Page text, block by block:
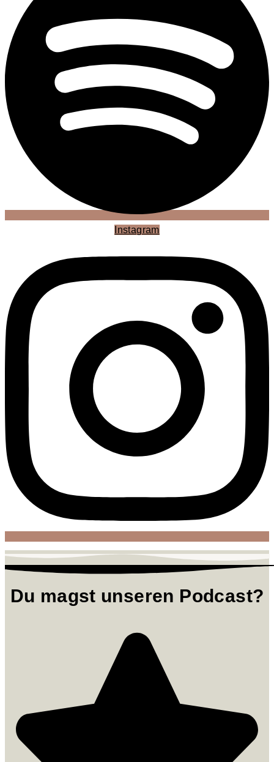
Instagram
Du magst unseren Podcast?